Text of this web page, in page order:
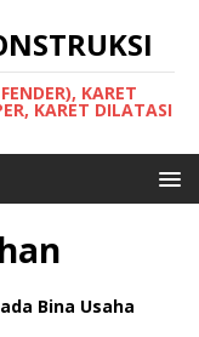
KARET
KARET DILATASI
Bina Usaha